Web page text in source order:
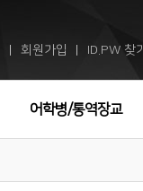
회원가입 ID.PW 찾기
어학병/통역장교